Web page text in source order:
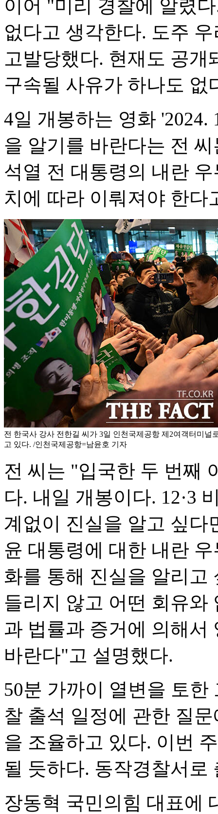
이어 "미리 경찰에 알렸
없다고 생각한다. 도주
고발당했다. 현재도 공개
구속될 사유가 하나도 없
4일 개봉하는 영화
을 알기를 바란다는 전
석열 전 대통령의 내란
치에 따라 이뤄져야 한다
전 한국사 강사 전한길 씨가 3일 인천국제공항 제2여객터미널
고 있다. /인천국제공항=남윤호 기자
전 씨는 "입국한 두 번째
다. 내일 개봉이다. 12·3
계없이 진실을 알고 싶다
윤 대통령에 대한 내란
화를 통해 진실을 알리고
들리지 않고 어떤 회유와
과 법률과 증거에 의해서
바란다"고 설명했다.
50분 가까이 열변을 토
찰 출석 일정에 관한 질
을 조율하고 있다. 이번
될 듯하다. 동작경찰서로
장동혁 국민의힘 대표에